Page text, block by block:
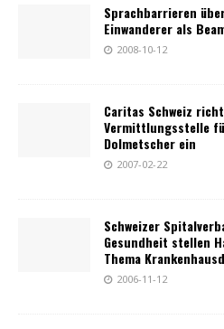
Sprachbarrieren
Einwanderer als
2008-10-12
Caritas Schweiz
Vermittlungsstelle
Dolmetscher ein
2007-02-22
Schweizer
Gesundheit stellen
Thema
2006-11-12